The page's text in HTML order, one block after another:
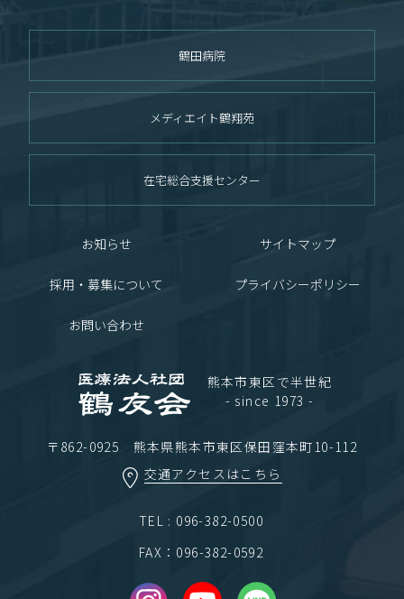
熊本市東区で半世紀
- since 1973 -
〒862-0925 熊本県熊本市東区保田窪本町10-112
交通アクセスはこちら
TEL : 096-382-0500
FAX：096-382-0592
鶴田病院
メディエイト鶴翔苑
在宅総合支援センター
お知らせ サイトマップ
採用・募集について プライバシーポリシー
お問い合わせ